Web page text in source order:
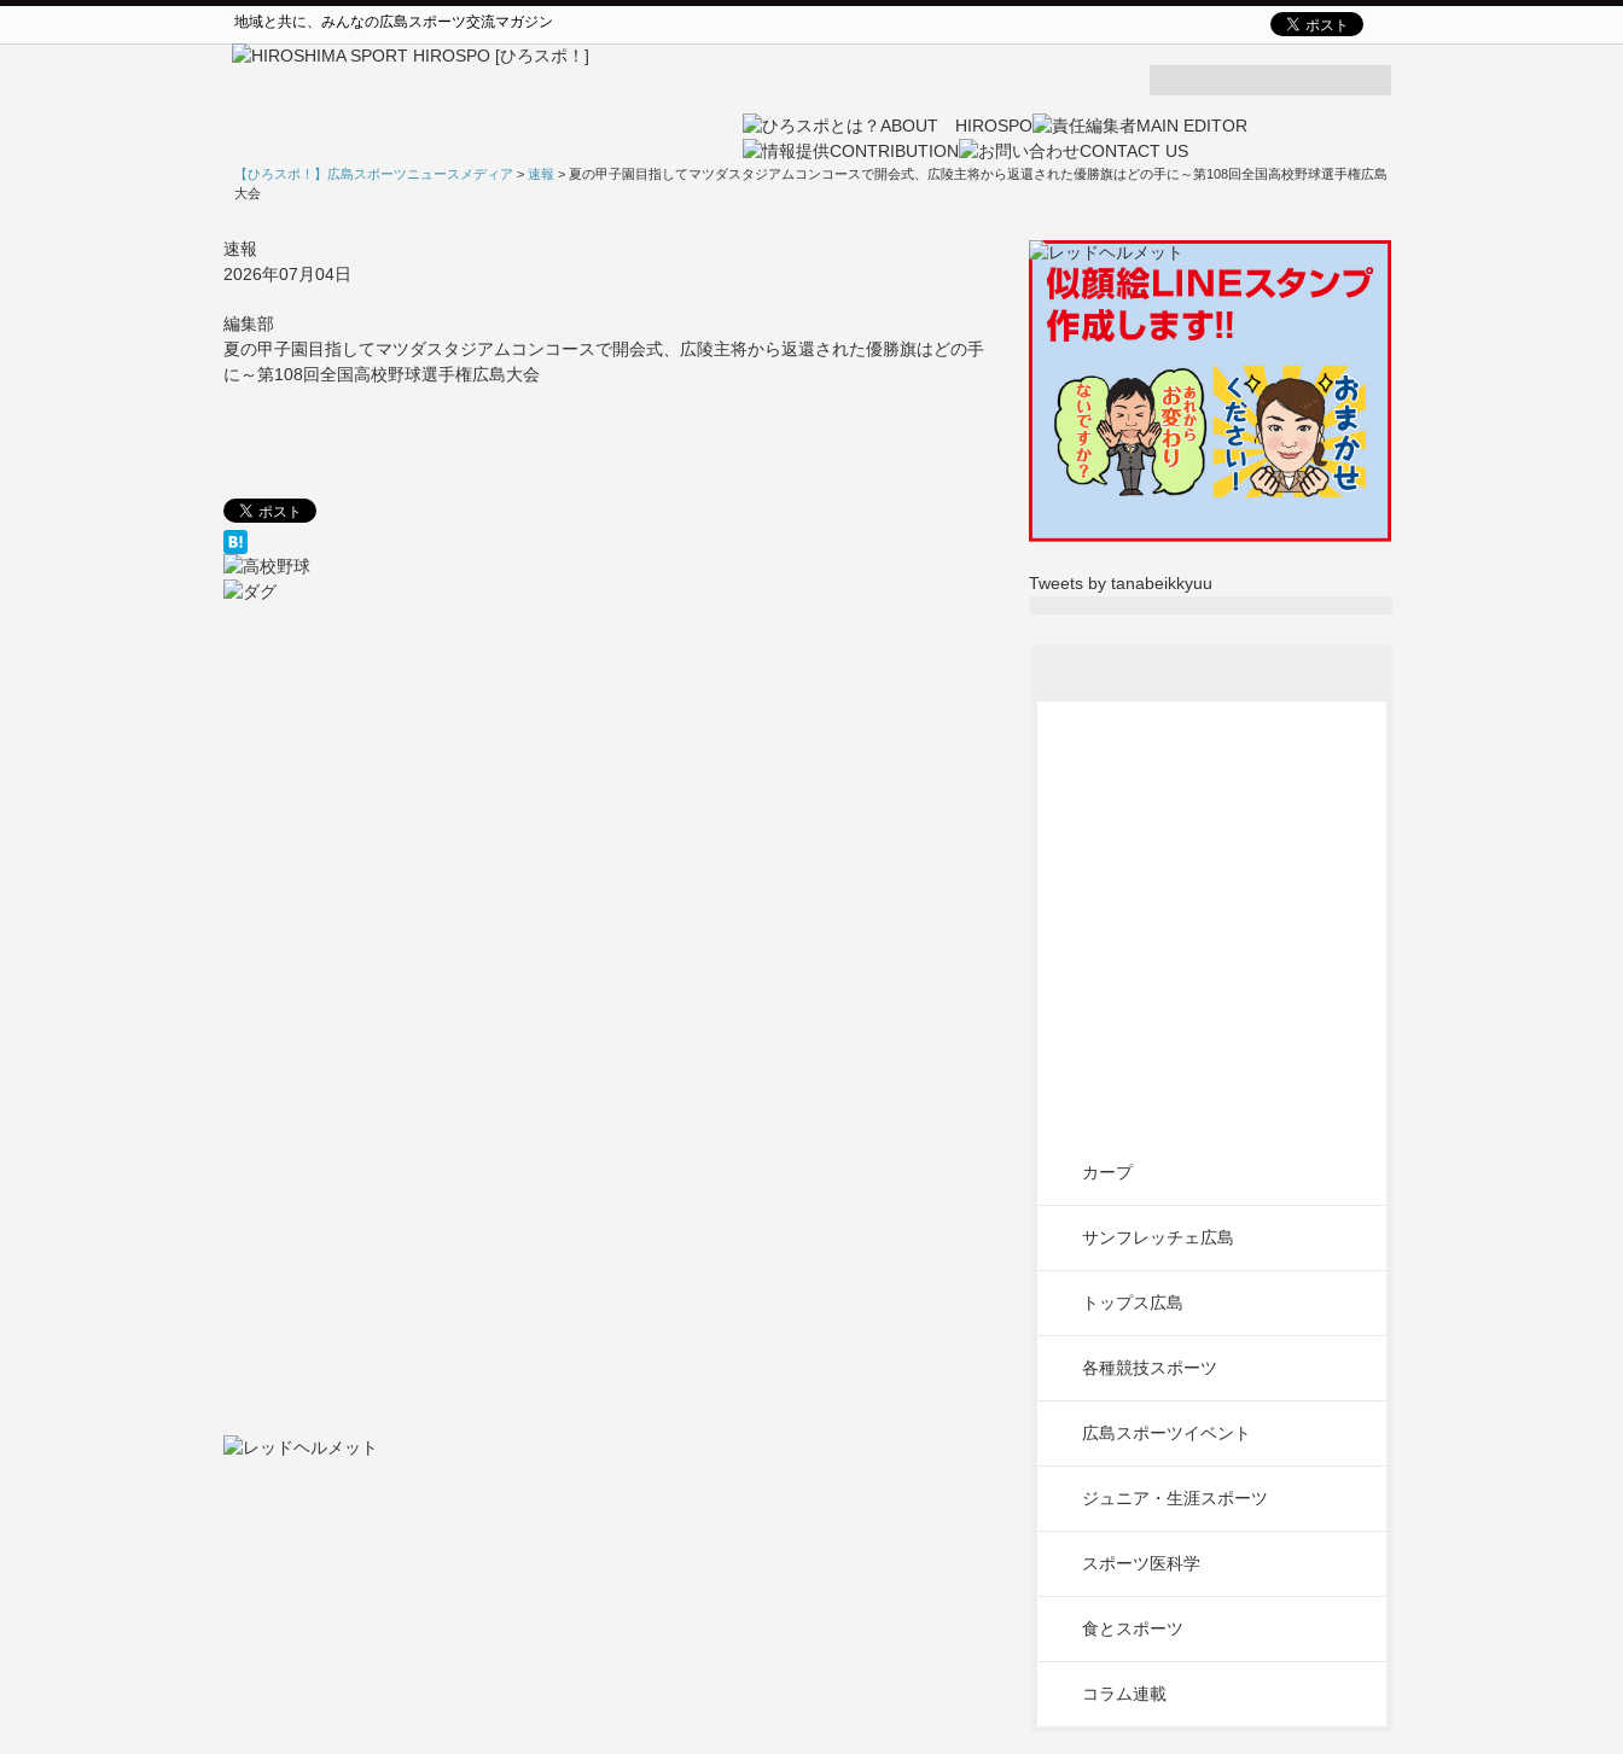
地域と共に、みんなの広島スポーツ交流マガジン
【ひろスポ！】広島スポーツニュースメディア > 速報 > 夏の甲子園目指してマツダスタジアムコンコースで開会式、広陵主将から返還された優勝旗はどの手に～第108回全国高校野球選手権広島
大会
速報
2026年07月04日
編集部
夏の甲子園目指してマツダスタジアムコンコースで開会式、広陵主将から返還された優勝旗はどの手
に～第108回全国高校野球選手権広島大会
Tweets by tanabeikkyuu
カープ
サンフレッチェ広島
トップス広島
各種競技スポーツ
広島スポーツイベント
ジュニア・生涯スポーツ
スポーツ医科学
食とスポーツ
コラム連載